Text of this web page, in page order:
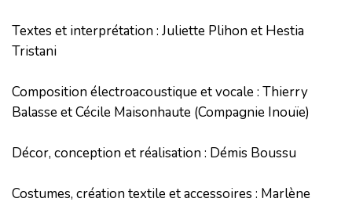
Textes et interprétation : Juliette Plihon et Hestia
Tristani
Composition électroacoustique et vocale : Thierry
Balasse et Cécile Maisonhaute (Compagnie Inouïe)
Décor, conception et réalisation : Démis Boussu
Costumes, création textile et accessoires : Marlène